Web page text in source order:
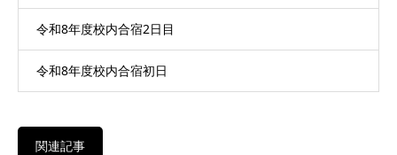
令和8年度校内合宿2日目
令和8年度校内合宿初日
関連記事